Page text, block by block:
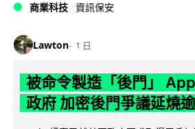
商業科技 資訊保安
Lawton 1 日
被命令製造「後門」
政府 加密後門爭議延燒